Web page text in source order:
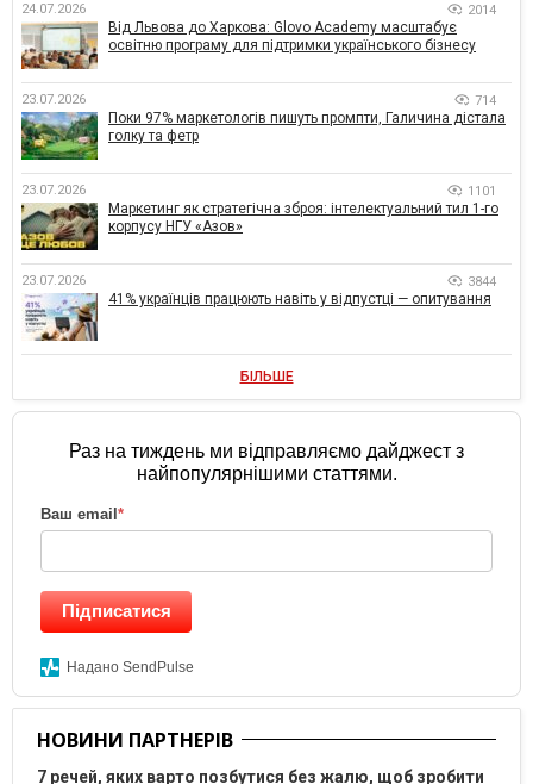
24.07.2026 2014
Від Львова до Харкова: Glovo Academy масштабує
освітню програму для підтримки українського бізнесу
23.07.2026 714
Поки 97% маркетологів пишуть промпти, Галичина дістала
голку та фетр
23.07.2026 1101
Маркетинг як стратегічна зброя: інтелектуальний тил 1-го
корпусу НГУ «Азов»
23.07.2026 3844
41% українців працюють навіть у відпустці — опитування
БІЛЬШЕ
Раз на тиждень ми відправляємо дайджест з
найпопулярнішими статтями.
Ваш email *
Підписатися
Надано SendPulse
НОВИНИ ПАРТНЕРІВ
7 речей, яких варто позбутися без жалю, щоб зробити